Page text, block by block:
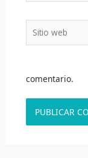
comentario.